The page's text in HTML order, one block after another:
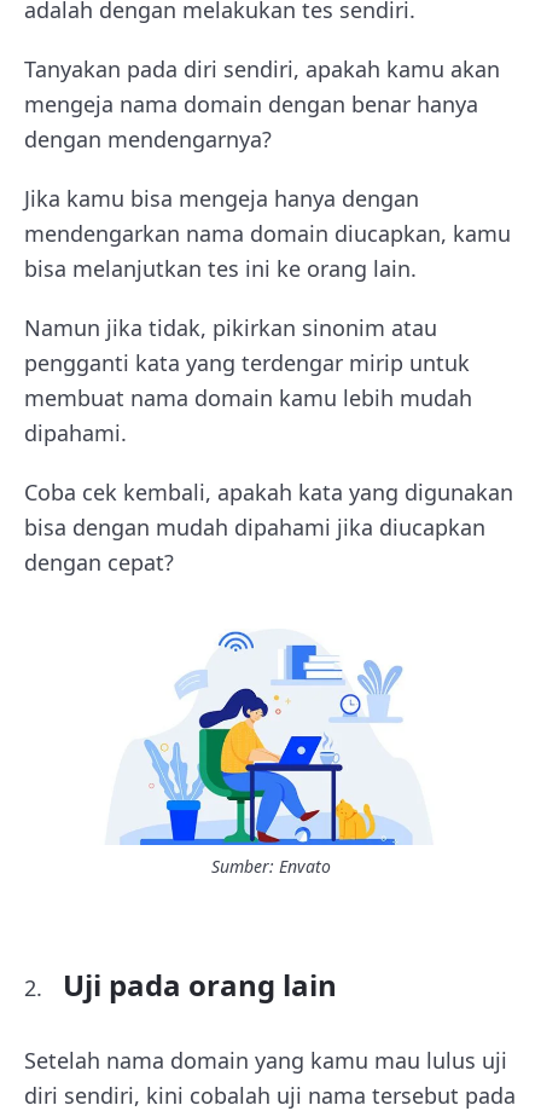
adalah dengan melakukan tes sendiri.
Tanyakan pada diri sendiri, apakah kamu akan
mengeja nama domain dengan benar hanya
dengan mendengarnya?
Jika kamu bisa mengeja hanya dengan
mendengarkan nama domain diucapkan, kamu
bisa melanjutkan tes ini ke orang lain.
Namun jika tidak, pikirkan sinonim atau
pengganti kata yang terdengar mirip untuk
membuat nama domain kamu lebih mudah
dipahami.
Coba cek kembali, apakah kata yang digunakan
bisa dengan mudah dipahami jika diucapkan
dengan cepat?
Sumber: Envato
Uji pada orang lain
Setelah nama domain yang kamu mau lulus uji
diri sendiri, kini cobalah uji nama tersebut pada